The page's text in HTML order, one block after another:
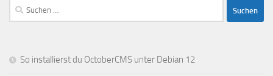
Suchen
nach:
So installierst du OctoberCMS unter Debian 12